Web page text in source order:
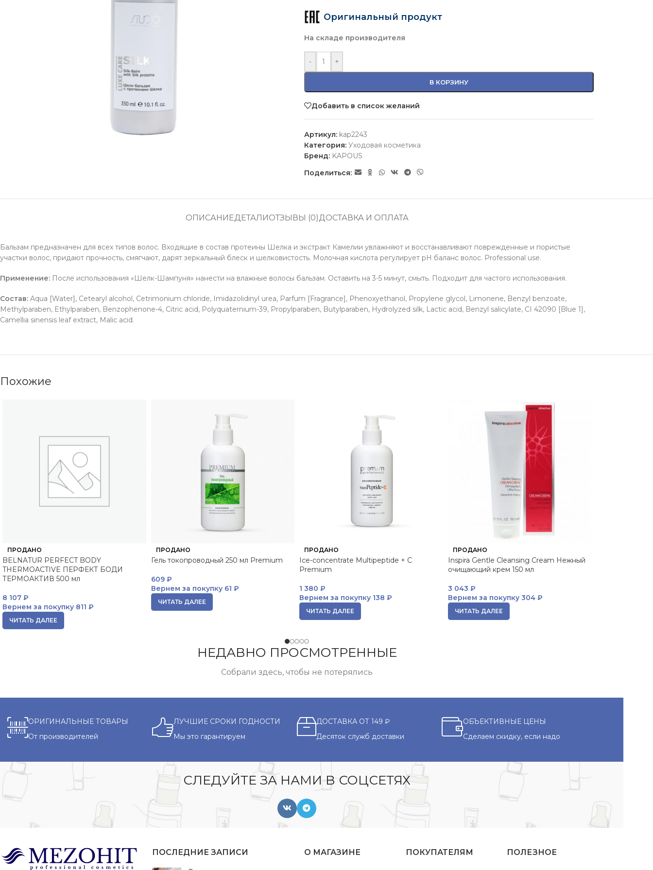
Оригинальный продукт
На складе производителя
- +
В КОРЗИНУ
Добавить в список желаний
Артикул: kap2243
Категория: Уходовая косметика
Бренд: KAPOUS
Поделиться:
ОПИСАНИЕДЕТАЛИОТЗЫВЫ (0)ДОСТАВКА И ОПЛАТА
Бальзам предназначен для всех типов волос. Входящие в состав протеины Шелка и экстракт Камелии увлажняют и восстанавливают поврежденные и пористые
участки волос, придают прочность, смягчают, дарят зеркальный блеск и шелковистость. Молочная кислота регулирует pH баланс волос. Professional use.
Применение: После использования «Шелк-Шампуня» нанести на влажные волосы бальзам. Оставить на 3-5 минут, смыть. Подходит для частого использования.
Состав: Aqua [Water], Cetearyl alcohol, Cetrimonium chloride, Imidazolidinyl urea, Parfum [Fragrance], Phenoxyethanol, Propylene glycol, Limonene, Benzyl benzoate,
Methylparaben, Ethylparaben, Benzophenone-4, Citric acid, Polyquaternium-39, Propylparaben, Butylparaben, Hydrolyzed silk, Lactic acid, Benzyl salicylate, CI 42090 [Blue 1],
Camellia sinensis leaf extract, Malic acid.
Похожие
ПРОДАНО
BELNATUR PERFECT BODY
THERMOACTIVE ПЕРФЕКТ БОДИ
ТЕРМОАКТИВ 500 мл
8 107 ₽
Вернем за покупку 811 ₽
ЧИТАТЬ ДАЛЕЕ
ПРОДАНО
Гель токопроводный 250 мл Premium
609 ₽
Вернем за покупку61 ₽
ЧИТАТЬ ДАЛЕЕ
ПРОДАНО
Ice-concentrate Multipeptide + C
Premium
1 380 ₽
Вернем за покупку 138 ₽
ЧИТАТЬ ДАЛЕЕ
ПРОДАНО
Inspira Gentle Cleansing Cream Нежный
очищающий крем 150 мл
3 043 ₽
Вернем за покупку304 ₽
ЧИТАТЬ ДАЛЕЕ
НЕДАВНО ПРОСМОТРЕННЫЕ
Собрали здесь, чтобы не потерялись
ОРИГИНАЛЬНЫЕ ТОВАРЫ
От производителей
ЛУЧШИЕ СРОКИ ГОДНОСТИ
Мы это гарантируем
ДОСТАВКА ОТ 149 ₽
Десяток служб доставки
ОБЪЕКТИВНЫЕ ЦЕНЫ
Сделаем скидку, если надо
СЛЕДУЙТЕ ЗА НАМИ В СОЦСЕТЯХ
ПОСЛЕДНИЕ ЗАПИСИ О МАГАЗИНЕ ПОКУПАТЕЛЯМ ПОЛЕЗНОЕ